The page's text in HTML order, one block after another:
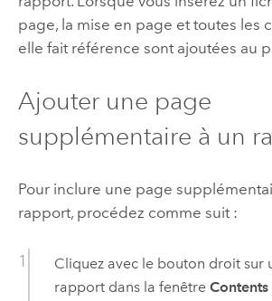
page, la mise en page et toutes les
elle fait référence sont ajoutées au
Ajouter une page
supplémentaire à un
Pour inclure une page
rapport, procédez comme suit :
Cliquez avec le bouton droit sur
rapport dans la fenêtre Contents